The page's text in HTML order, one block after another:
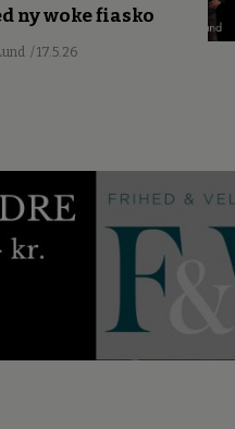
ny woke fiasko
/ 17.5.26